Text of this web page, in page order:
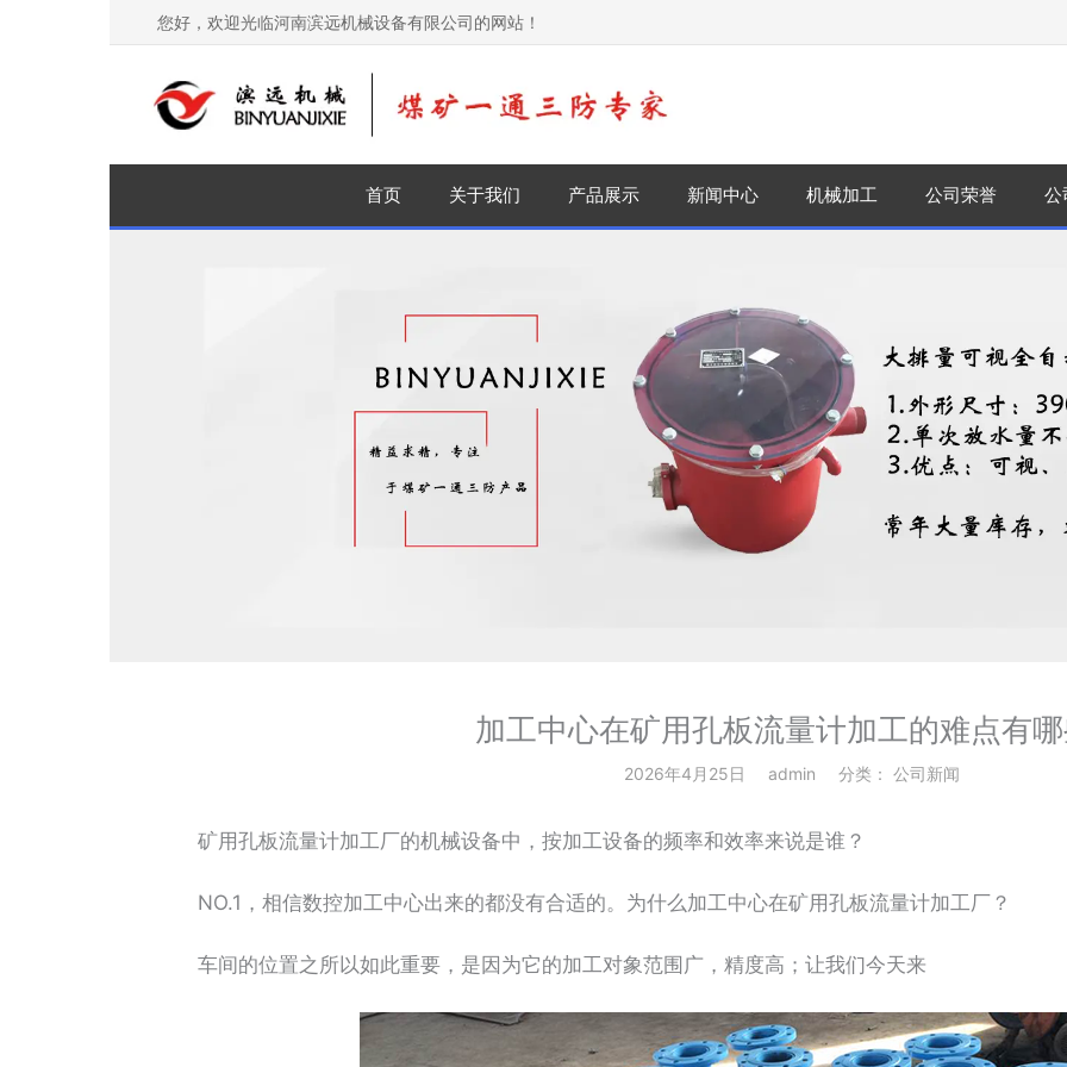
您好，欢迎光临河南滨远机械设备有限公司的网站！
首页 关于我们 产品展示 新闻中心 机械加工 公司荣誉 公
加工中心在矿用孔板流量计加工的难点有
2026年4月25日 admin 分类： 公司新闻
矿用孔板流量计加工厂的机械设备中，按加工设备的频率和效率来说是谁？
NO.1，相信数控加工中心出来的都没有合适的。为什么加工中心在矿用孔板流量计加工厂？
车间的位置之所以如此重要，是因为它的加工对象范围广，精度高；让我们今天来